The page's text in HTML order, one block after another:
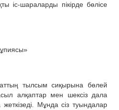
іс-шараларды пікірде бөлісе
тылсым сиқырына бөлей
алқаптар мен шексіз дала
Мұнда сіз туындалар